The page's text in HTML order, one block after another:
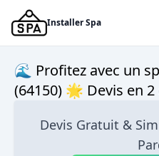
Installer Spa
🌊 Profitez avec un
(64150) 🌟 Devis en 2
Devis Gratuit &